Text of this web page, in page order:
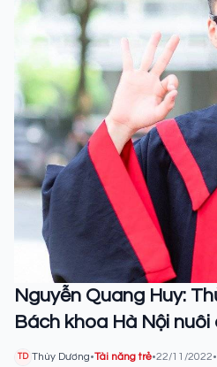
Nguyễn Quang Huy:
Bách khoa Hà Nội
Toán ứng dụng
TD Thùy Dương•Tài năng trẻ•22/11/2022•